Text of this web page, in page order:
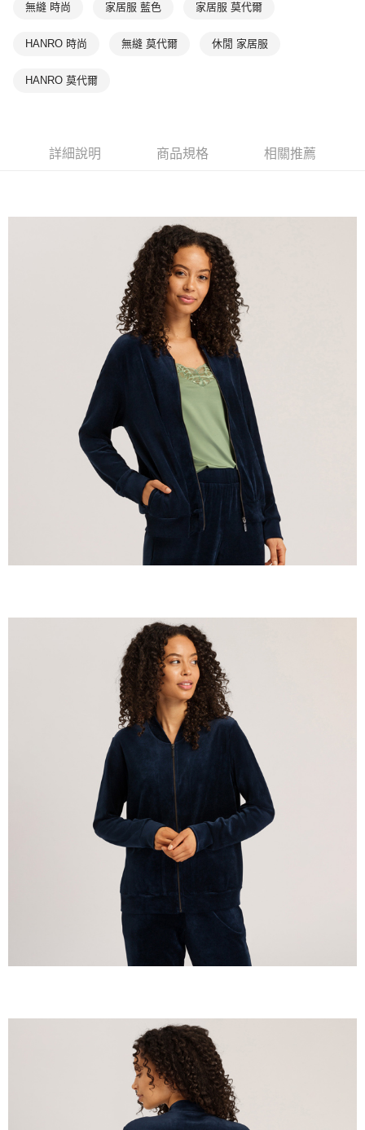
無縫 時尚 家居服 藍色 家居服 莫代爾
HANRO 時尚 無縫 莫代爾 休閒 家居服
HANRO 莫代爾
詳細說明 商品規格 相關推薦